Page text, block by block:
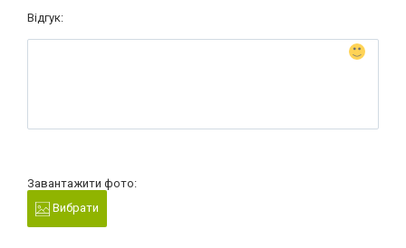
Відгук:
Завантажити фото:
Вибрати